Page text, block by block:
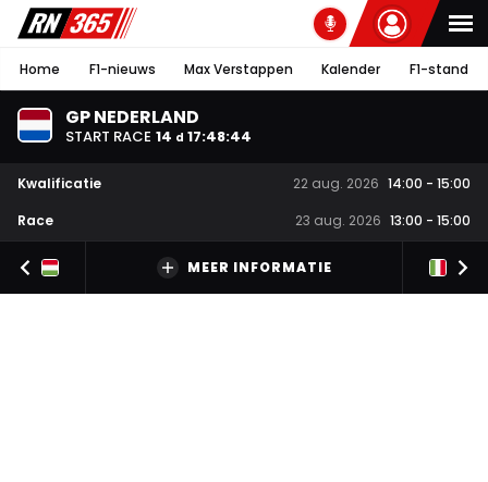
Home F1-nieuws Max Verstappen Kalender F1-stand
GP NEDERLAND
START RACE 14 d 17:48:44
Kwalificatie 22 aug. 2026 14:00 - 15:00
Race
23 aug. 2026 13:00 - 15:00
MEER INFORMATIE